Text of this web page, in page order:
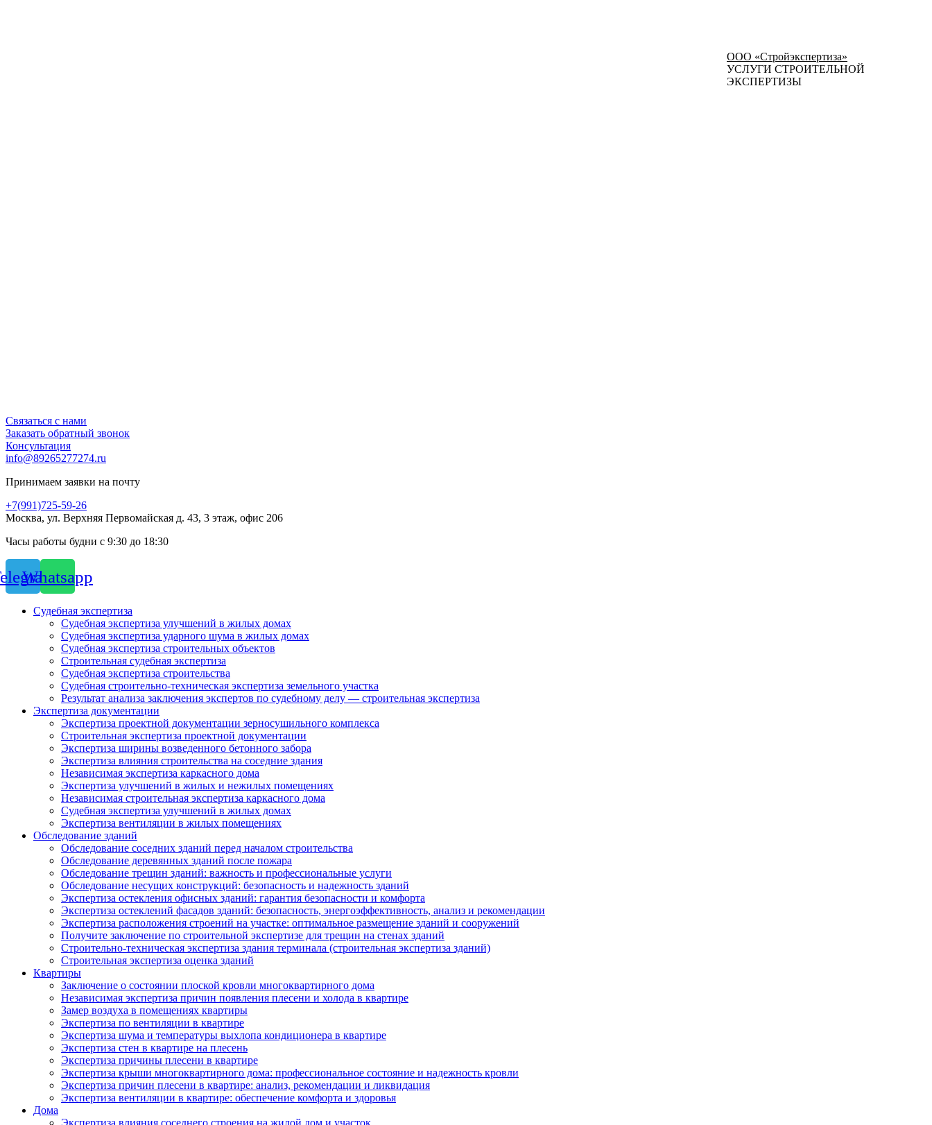
ООО «Стройэкспертиза»
УСЛУГИ СТРОИТЕЛЬНОЙ
ЭКСПЕРТИЗЫ
Связаться с нами
Заказать обратный звонок
Консультация
info@89265277274.ru
Принимаем заявки на почту
+7(991)725-59-26
Москва, ул. Верхняя Первомайская д. 43, 3 этаж, офис 206
Часы работы будни с 9:30 до 18:30
Whatsapp
Судебная экспертиза
Судебная экспертиза улучшений в жилых домах
Судебная экспертиза ударного шума в жилых домах
Судебная экспертиза строительных объектов
Строительная судебная экспертиза
Судебная экспертиза строительства
Судебная строительно-техническая экспертиза земельного участка
Результат анализа заключения экспертов по судебному делу — строительная экспертиза
Экспертиза документации
Экспертиза проектной документации зерносушильного комплекса
Строительная экспертиза проектной документации
Экспертиза ширины возведенного бетонного забора
Экспертиза влияния строительства на соседние здания
Независимая экспертиза каркасного дома
Экспертиза улучшений в жилых и нежилых помещениях
Независимая строительная экспертиза каркасного дома
Судебная экспертиза улучшений в жилых домах
Экспертиза вентиляции в жилых помещениях
Обследование зданий
Обследование соседних зданий перед началом строительства
Обследование деревянных зданий после пожара
Обследование трещин зданий: важность и профессиональные услуги
Обследование несущих конструкций: безопасность и надежность зданий
Экспертиза остекления офисных зданий: гарантия безопасности и комфорта
Экспертиза остеклений фасадов зданий: безопасность, энергоэффективность, анализ и рекомендации
Экспертиза расположения строений на участке: оптимальное размещение зданий и сооружений
Получите заключение по строительной экспертизе для трещин на стенах зданий
Строительно-техническая экспертиза здания терминала (строительная экспертиза зданий)
Строительная экспертиза оценка зданий
Квартиры
Заключение о состоянии плоской кровли многоквартирного дома
Независимая экспертиза причин появления плесени и холода в квартире
Замер воздуха в помещениях квартиры
Экспертиза по вентиляции в квартире
Экспертиза шума и температуры выхлопа кондиционера в квартире
Экспертиза стен в квартире на плесень
Экспертиза причины плесени в квартире
Экспертиза крыши многоквартирного дома: профессиональное состояние и надежность кровли
Экспертиза причин плесени в квартире: анализ, рекомендации и ликвидация
Экспертиза вентиляции в квартире: обеспечение комфорта и здоровья
Дома
Экспертиза влияния соседнего строения на жилой дом и участок